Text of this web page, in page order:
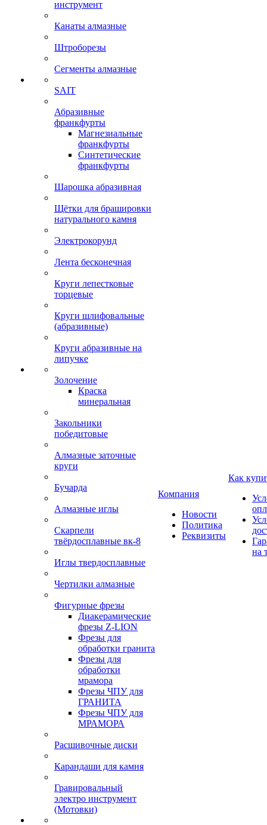
инструмент
Канаты алмазные
Штроборезы
Сегменты алмазные
SAIT
Абразивные
франкфурты
Магнезиальные
франкфурты
Синтетические
франкфурты
Шарошка абразивная
Щётки для брашировки
натурального камня
Электрокорунд
Лента бесконечная
Круги лепестковые
торцевые
Круги шлифовальные
(абразивные)
Круги абразивные на
липучке
Золочение
Краска
минеральная
Закольники
победитовые
Алмазные заточные
круги
Бучарда
Алмазные иглы
Скарпели
твёрдосплавные вк-8
Иглы твердосплавные
Чертилки алмазные
Фигурные фрезы
Диакерамические
фрезы Z-LION
Фрезы для
обработки гранита
Фрезы для
обработки
мрамора
Фрезы ЧПУ для
ГРАНИТА
Фрезы ЧПУ для
МРАМОРА
Расшивочные диски
Карандаши для камня
Гравировальный
электро инструмент
(Мотовки)
Компания
Новости
Политика
Реквизиты
Как
на